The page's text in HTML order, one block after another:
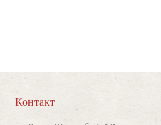
Контакт